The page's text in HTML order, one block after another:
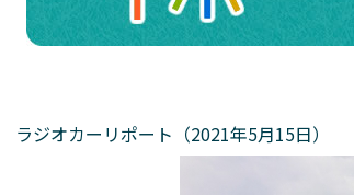
ラジオカーリポート（2021年5月15日）